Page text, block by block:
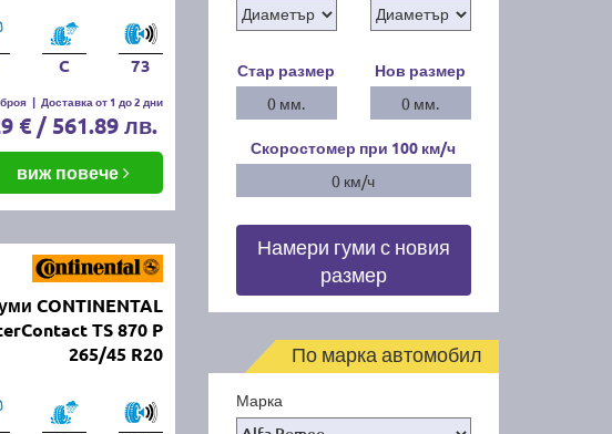
C 73
| Доставка от 1 до 2 дни
€ / 561.89 лв.
виж повече
CONTINENTAL
TS 870 P
265/45 R20
Стар размер
0 мм.
Нов размер
0 мм.
Скоростомер при 100 км/ч
0 км/ч
Намери гуми с новия
размер
По марка автомобил
Марка